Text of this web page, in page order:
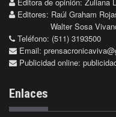
Editores: Raúl Graham
Walter Sosa
Teléfono: (511) 3193500
Email:
Publicidad online:
Enlaces